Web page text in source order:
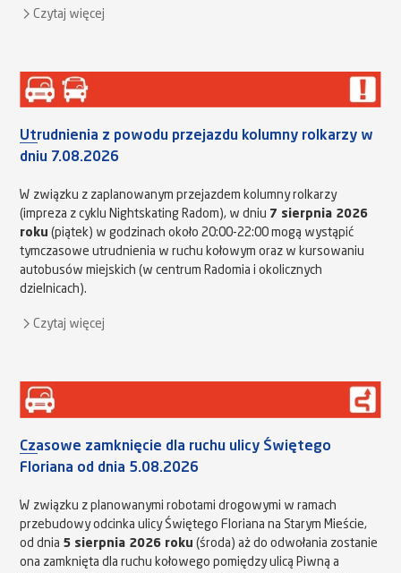
Czytaj więcej
Utrudnienia z powodu przejazdu kolumny rolkarzy w
dniu 7.08.2026
W związku z zaplanowanym przejazdem kolumny rolkarzy
(impreza z cyklu Nightskating Radom), w dniu 7 sierpnia 2026
roku (piątek) w godzinach około 20:00-22:00 mogą wystąpić
tymczasowe utrudnienia w ruchu kołowym oraz w kursowaniu
autobusów miejskich (w centrum Radomia i okolicznych
dzielnicach).
Czytaj więcej
Czasowe zamknięcie dla ruchu ulicy Świętego
Floriana od dnia 5.08.2026
W związku z planowanymi robotami drogowymi w ramach
przebudowy odcinka ulicy Świętego Floriana na Starym Mieście,
od dnia 5 sierpnia 2026 roku (środa) aż do odwołania zostanie
ona zamknięta dla ruchu kołowego pomiędzy ulicą Piwną a